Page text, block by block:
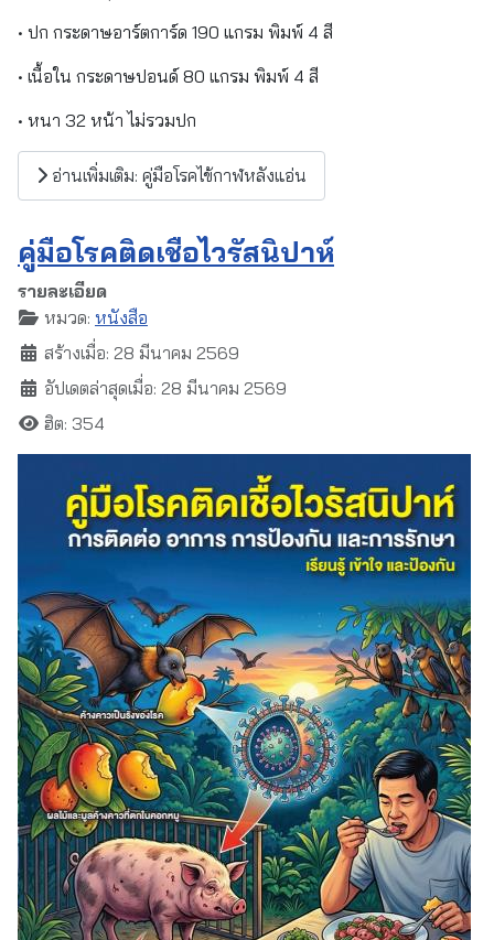
• ปก กระดาษอาร์ตการ์ด 190 แกรม พิมพ์ 4 สี
• เนื้อใน กระดาษปอนด์ 80 แกรม พิมพ์ 4 สี
• หนา 32 หน้า ไม่รวมปก
อ่านเพิ่มเติม: คู่มือโรคไข้กาฬหลังแอ่น
คู่มือโรคติดเชื้อไวรัสนิปาห์
รายละเอียด
หมวด: หนังสือ
สร้างเมื่อ: 28 มีนาคม 2569
อัปเดตล่าสุดเมื่อ: 28 มีนาคม 2569
ฮิต: 354